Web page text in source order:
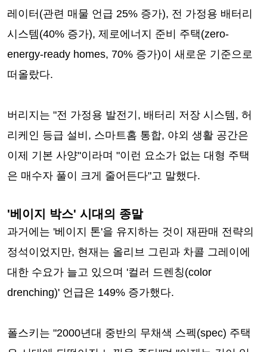
레이터(관련 매물 언급 25% 증가), 전 가정용 배터리
시스템(40% 증가), 제로에너지 준비 주택(zero-
energy-ready homes, 70% 증가)이 새로운 기준으로
떠올랐다.
버리지는 "전 가정용 발전기, 배터리 저장 시스템, 허
리케인 등급 설비, 스마트홈 통합, 야외 생활 공간은
이제 기본 사양"이라며 "이런 요소가 없는 대형 주택
은 매수자 풀이 크게 줄어든다"고 말했다.
'베이지 박스' 시대의 종말
과거에는 '베이지 톤'을 유지하는 것이 재판매 전략의
정석이었지만, 현재는 올리브 그린과 차콜 그레이에
대한 수요가 늘고 있으며 '컬러 드렌칭(color
drenching)' 언급은 149% 증가했다.
폴스키는 "2000년대 중반의 무채색 스펙(spec) 주택